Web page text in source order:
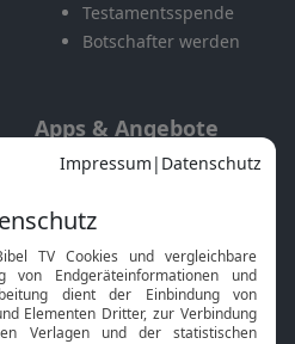
Testamentsspende
Botschafter werden
Apps & Angebote
Mobile App
Smart TV
HbbTV
Bibelthek Online-Bibel